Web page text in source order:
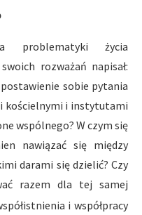
problematyki życia
rozważań napisał:
sobie pytania
kościelnymi i instytutami
wspólnego? W czym się
nawiązać się między
darami się dzielić? Czy
razem dla tej samej
i współpracy